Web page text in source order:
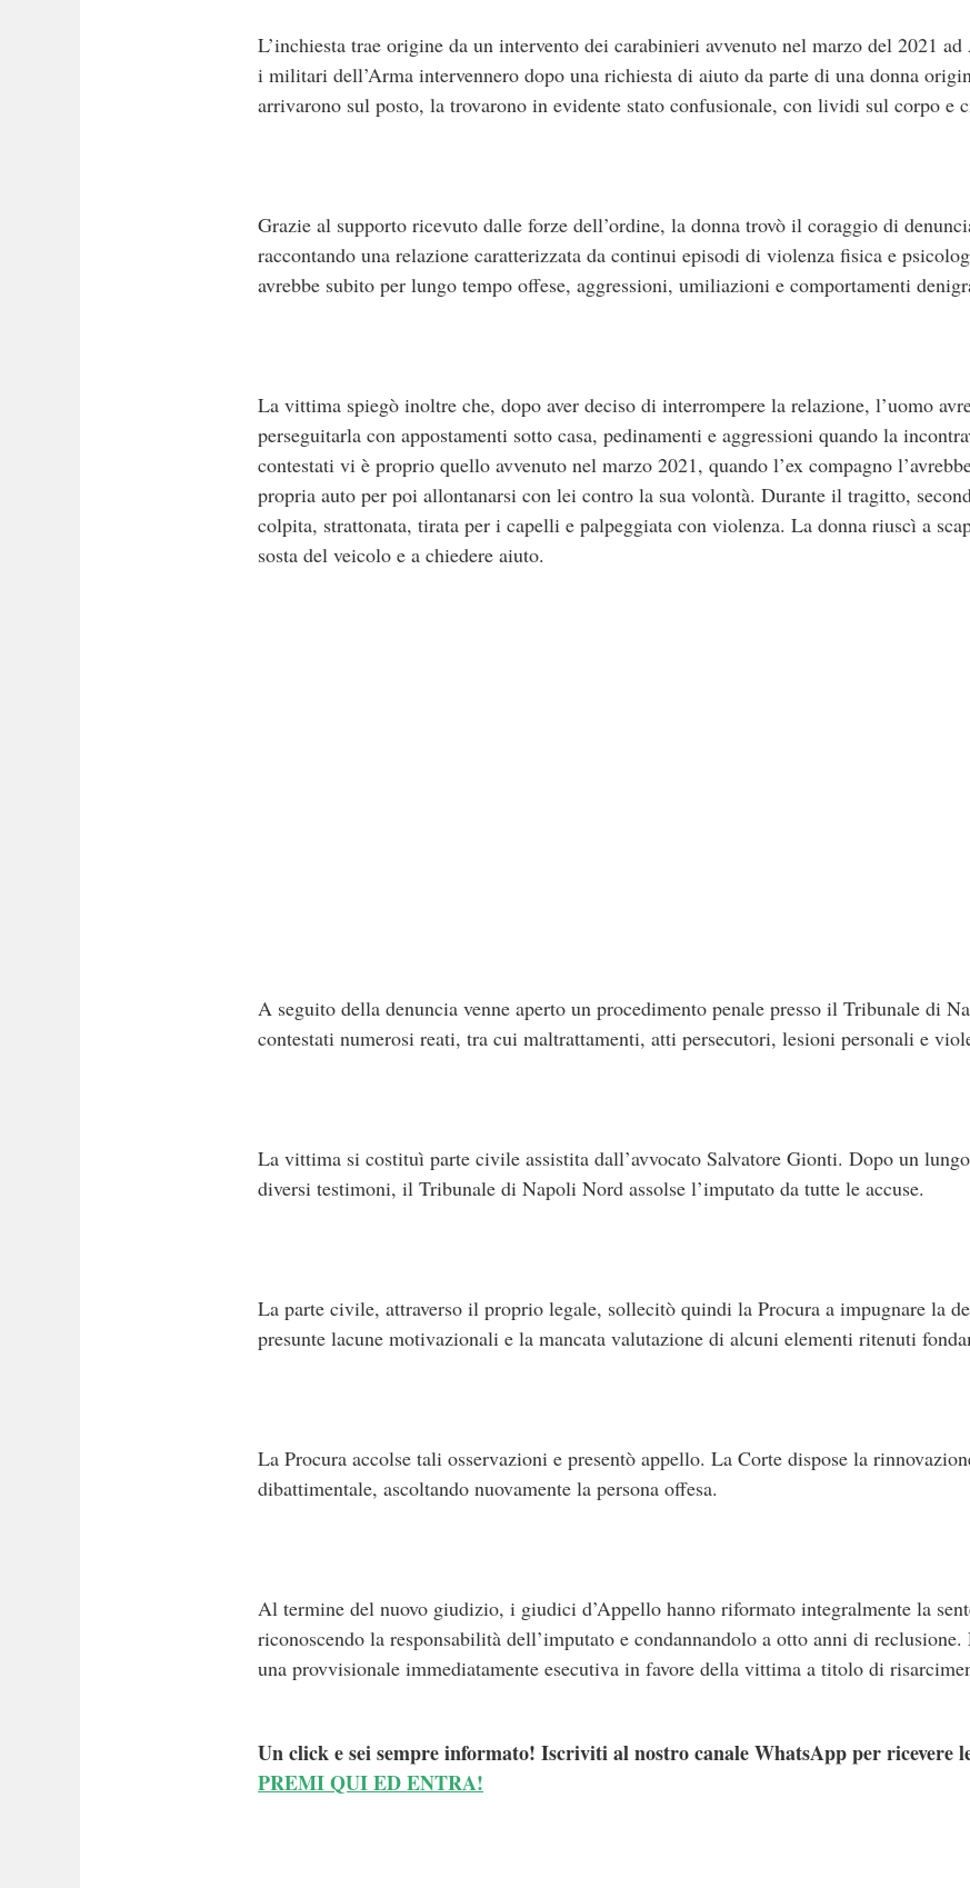
L’inchiesta trae origine da un intervento dei carabinieri avvenuto nel marzo del 2021
i militari dell’Arma intervennero dopo una richiesta di aiuto da parte di una donna
arrivarono sul posto, la trovarono in evidente stato confusionale, con lividi sul corpo e
Grazie al supporto ricevuto dalle forze dell’ordine, la donna trovò il coraggio di
raccontando una relazione caratterizzata da continui episodi di violenza fisica e
avrebbe subito per lungo tempo offese, aggressioni, umiliazioni e comportamenti
La vittima spiegò inoltre che, dopo aver deciso di interrompere la relazione, l’uomo
perseguitarla con appostamenti sotto casa, pedinamenti e aggressioni quando la
contestati vi è proprio quello avvenuto nel marzo 2021, quando l’ex compagno
propria auto per poi allontanarsi con lei contro la sua volontà. Durante il tragitto,
colpita, strattonata, tirata per i capelli e palpeggiata con violenza. La donna riuscì a
sosta del veicolo e a chiedere aiuto.
A seguito della denuncia venne aperto un procedimento penale presso il Tribunale di
contestati numerosi reati, tra cui maltrattamenti, atti persecutori, lesioni personali e
La vittima si costituì parte civile assistita dall’avvocato Salvatore Gionti. Dopo un
diversi testimoni, il Tribunale di Napoli Nord assolse l’imputato da tutte le accuse.
La parte civile, attraverso il proprio legale, sollecitò quindi la Procura a impugnare la
presunte lacune motivazionali e la mancata valutazione di alcuni elementi ritenuti
La Procura accolse tali osservazioni e presentò appello. La Corte dispose la
dibattimentale, ascoltando nuovamente la persona offesa.
Al termine del nuovo giudizio, i giudici d’Appello hanno riformato integralmente la
riconoscendo la responsabilità dell’imputato e condannandolo a otto anni di
una provvisionale immediatamente esecutiva in favore della vittima a titolo di
Un click e sei sempre informato! Iscriviti al nostro canale WhatsApp per ricevere
PREMI QUI ED ENTRA!